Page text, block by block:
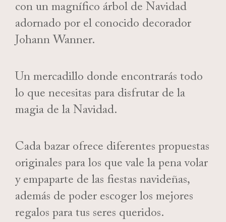
con un magnífico árbol de Navidad
adornado por el conocido decorador
Johann Wanner.
Un mercadillo donde encontrarás todo
lo que necesitas para disfrutar de la
magia de la Navidad.
Cada bazar ofrece diferentes propuestas
originales para los que vale la pena volar
y empaparte de las fiestas navideñas,
además de poder escoger los mejores
regalos para tus seres queridos.